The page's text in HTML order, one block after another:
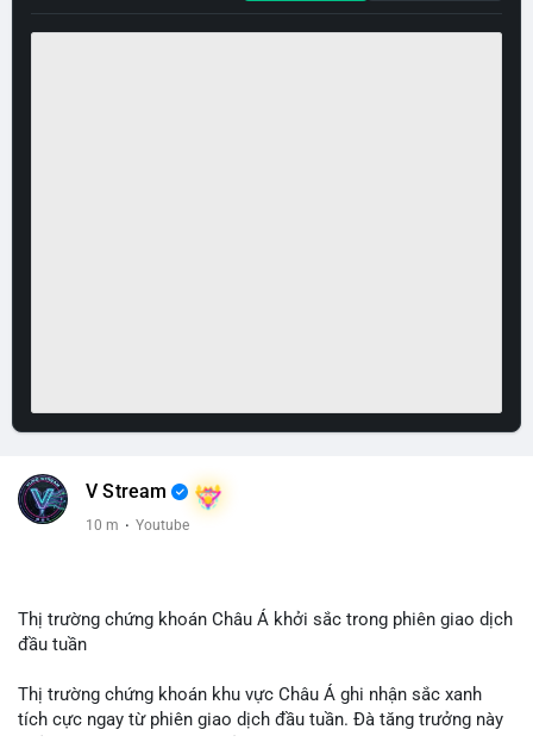
V Stream
10 m · Youtube
Thị trường chứng khoán Châu Á khởi sắc trong phiên giao dịch
đầu tuần
Thị trường chứng khoán khu vực Châu Á ghi nhận sắc xanh
tích cực ngay từ phiên giao dịch đầu tuần. Đà tăng trưởng này